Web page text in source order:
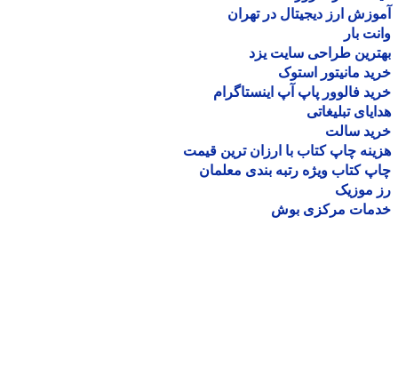
ارز دیجیتال در تهران
بار
طراحی سایت یزد
مانیتور استوک
فالوور پاپ آپ اینستاگرام
تبلیغاتی
سالت
چاپ کتاب با ارزان ترین قیمت
کتاب ویژه رتبه بندی معلمان
موزیک
مرکزی بوش